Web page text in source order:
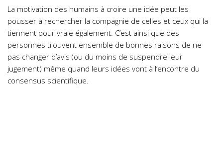
La motivation des humains à croire une idée peut les
pousser à rechercher la compagnie de celles et ceux qui la
tiennent pour vraie également. C’est ainsi que des
personnes trouvent ensemble de bonnes raisons de ne
pas changer d’avis (ou du moins de suspendre leur
jugement) même quand leurs idées vont à l’encontre du
consensus scientifique.